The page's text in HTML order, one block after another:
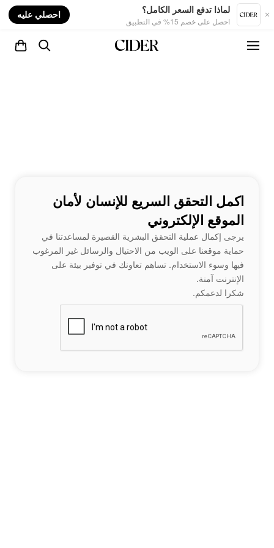
لماذا تدفع السعر الكامل؟
احصل على خصم 15% في التطبيق
احصلي عليه
اكمل التحقق السريع للإنسان لأمان
الموقع الإلكتروني
يرجى إكمال عملية التحقق البشرية القصيرة لمساعدتنا في
حماية موقعنا على الويب من الاحتيال والرسائل غير المرغوب
فيها وسوء الاستخدام. تساهم تعاونك في توفير بيئة على
الإنترنت آمنة.
شكرا لدعمكم.